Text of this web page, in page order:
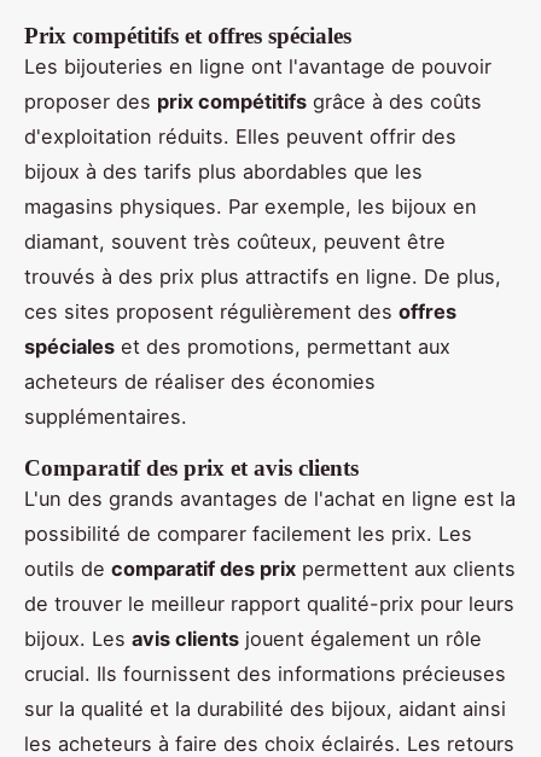
Prix compétitifs et offres spéciales
Les bijouteries en ligne ont l'avantage de pouvoir
proposer des prix compétitifs grâce à des coûts
d'exploitation réduits. Elles peuvent offrir des
bijoux à des tarifs plus abordables que les
magasins physiques. Par exemple, les bijoux en
diamant, souvent très coûteux, peuvent être
trouvés à des prix plus attractifs en ligne. De plus,
ces sites proposent régulièrement des offres
spéciales et des promotions, permettant aux
acheteurs de réaliser des économies
supplémentaires.
Comparatif des prix et avis clients
L'un des grands avantages de l'achat en ligne est la
possibilité de comparer facilement les prix. Les
outils de comparatif des prix permettent aux clients
de trouver le meilleur rapport qualité-prix pour leurs
bijoux. Les avis clients jouent également un rôle
crucial. Ils fournissent des informations précieuses
sur la qualité et la durabilité des bijoux, aidant ainsi
les acheteurs à faire des choix éclairés. Les retours